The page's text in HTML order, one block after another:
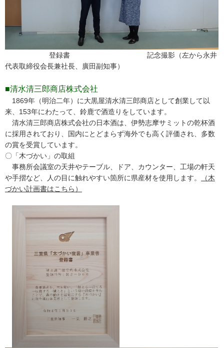
登録書 記念撮影（左から永井
代表取締役会長兼社長、廣田副知事）
■清水清三郎商店株式会社
1869年（明治二年）に大黒屋清水清三郎商店として創業して以
来、153年にわたって、鈴鹿で酒造りをしています。
清水清三郎商店株式会社の日本酒は、伊勢志摩サミットの乾杯酒
に採用されており、国内にとどまらず海外でも高く評価され、多数
の賞を受賞しています。
〇「木づかい」の取組
事務所会議室の天井やテーブル、ドア、カウンター、工場の軒天
や手摺など、人の目に触れやすい箇所に県産材を使用します。
（木
づかい計画書はこちら）